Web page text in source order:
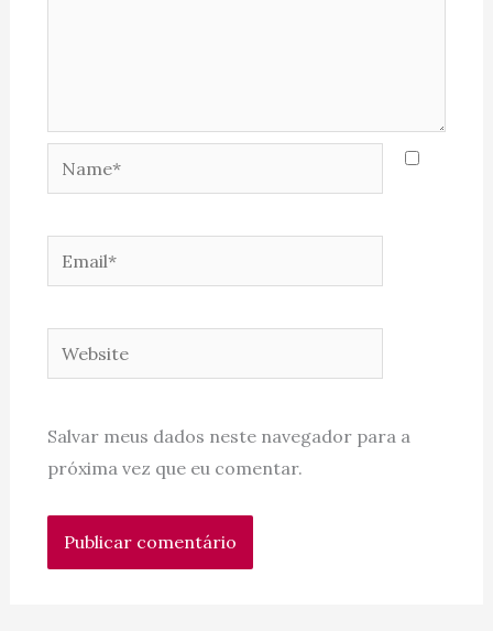
Name*
Email*
Website
Salvar meus dados neste navegador para a
próxima vez que eu comentar.